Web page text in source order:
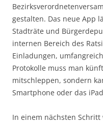
gestalten. Das neue App
Stadträte und
internen Bereich des
Einladungen,
Protokolle muss man
mitschleppen, sondern
Smartphone oder das
In einem nächsten